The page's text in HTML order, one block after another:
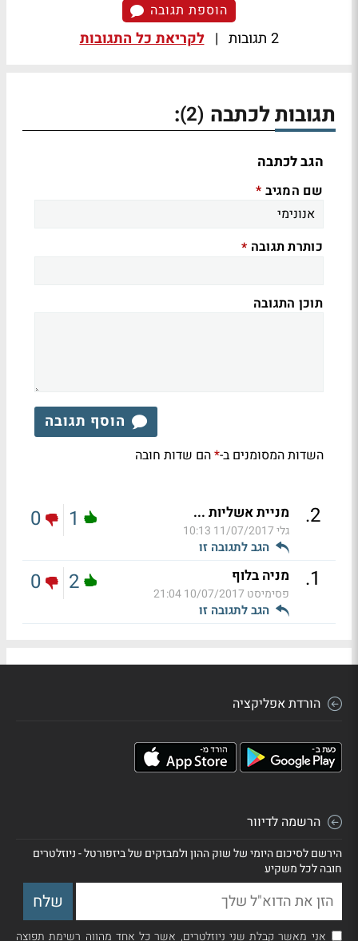
הוספת תגובה
2 תגובות | לקריאת כל התגובות
תגובות לכתבה (2)
:
הגב לכתבה
שם המגיב *
כותרת תגובה *
תוכן התגובה
הוסף תגובה
השדות המסומנים ב-*הם שדות חובה
2
. מניית אשליות ...
גלי11/07/2017 10:13
הגב לתגובה זו
1
0
1
. מניה בלוף
פסימיסט 10/07/2017 21:04
הגב לתגובה זו
2
0
הורדת אפליקציה
הרשמה לדיוור
הירשם לסיכום היומי של שוק ההון ולמבזקים של ביזפורטל - ניוזלטרים
חובה לכל משקיע
אני מאשר קבלת שני ניוזלטרים, אשר כל אחד מהווה רשימת תפוצה